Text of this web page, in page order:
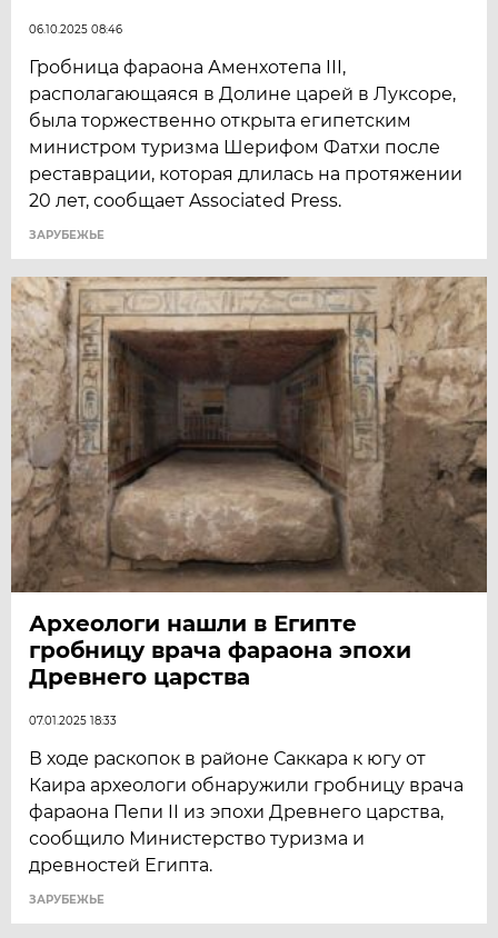
06.10.2025 08:46
Гробница фараона Аменхотепа III,
располагающаяся в Долине царей в Луксоре,
была торжественно открыта египетским
министром туризма Шерифом Фатхи после
реставрации, которая длилась на протяжении
20 лет, сообщает Associated Press.
ЗАРУБЕЖЬЕ
Археологи нашли в Египте
гробницу врача фараона эпохи
Древнего царства
07.01.2025 18:33
В ходе раскопок в районе Саккара к югу от
Каира археологи обнаружили гробницу врача
фараона Пепи II из эпохи Древнего царства,
сообщило Министерство туризма и
древностей Египта.
ЗАРУБЕЖЬЕ